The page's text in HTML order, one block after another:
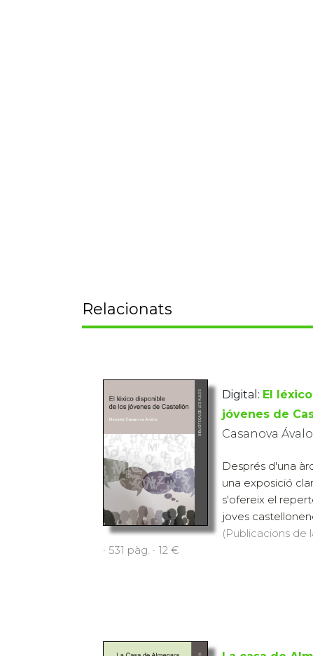
Relacionats
Digital: El
jóvenes de
Casanova
Després d'una
una exposició
s'ofereix el
joves
(Publicacions de
· 531 pàg. · 12 €